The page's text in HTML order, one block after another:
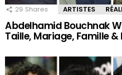
29 Shares ARTISTES
Abdelhamid Bouchnak
Taille, Mariage, Famille